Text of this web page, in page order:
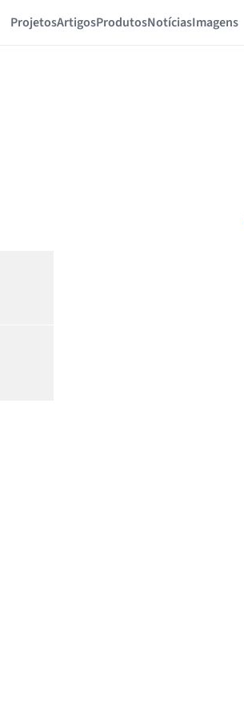
ProjetosArtigosProdutosNotíciasImagens